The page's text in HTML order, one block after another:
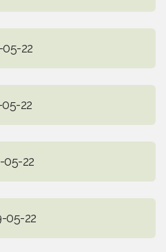
22
22
22
05-22